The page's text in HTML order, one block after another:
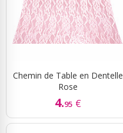
Chemin de Table en Dentelle
Rose
4.95 €